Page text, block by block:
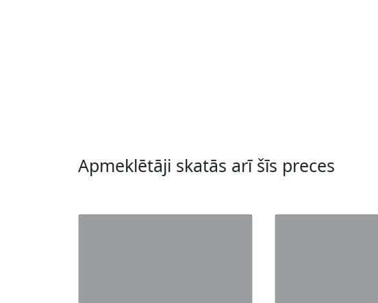
Apmeklētāji skatās arī šīs preces